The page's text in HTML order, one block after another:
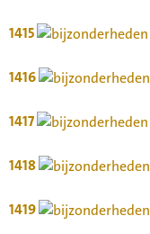
1415
1416
1417
1418
1419